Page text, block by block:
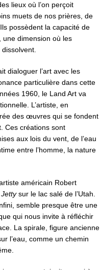
lieux où l’on perçoit
muets de nos prières, de
possèdent la capacité de
une dimension où les
dialoguer l’art avec les
particulière dans cette
1960, le Land Art va
L’artiste, en
des œuvres qui se fondent
Ces créations sont
aux lois du vent, de l’eau
entre l’homme, la nature
américain Robert
sur le lac salé de l’Utah.
semble presque être une
qui nous invite à réfléchir
La spirale, figure ancienne
l’eau, comme un chemin